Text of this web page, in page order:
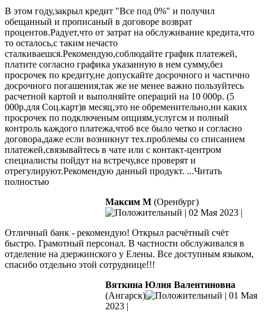
В этом году,закрыл кредит "Все под 0%" и получил
обещанный и прописаный в договоре возврат
процентов.Радует,что от затрат на обслуживание кредита,что
то осталось,с таким нечасто
сталкиваешся.Рекомендую,соблюдайте график платежей,
платите согласно графика указанную в нем сумму,без
просрочек по кредиту,не допускайте досрочного и частично
досрочного погашения,так же не менее важно пользуйтесь
расчетной картой и выполняйте операций на 10 000р. (5
000р.для Соц.карт)в месяц,это не обременительно,ни каких
просрочек по подключеным опциям,услугсм и полный
контроль каждого платежа,чтоб все было четко и согласно
договора,даже если возникнут тех.проблемы со списанием
платежей,связывайтесь в чате или с контакт-центром
специалисты пойдут на встречу,все проверят и
отрегулируют.Рекомендую данный продукт. ...Читать
полностью
Максим М (Оренбург)
| 02 Мая 2023 |
Отличный банк - рекомендую! Открыл расчётный счёт
быстро. Грамотный персонал. В частности обслуживался в
отделение на дзержинского у Елены. Все доступным языком,
спасибо отдельно этой сотруднице!!!
Вяткина Юлия Валентиновна
(Ангарск)
| 01 Мая
2023 |